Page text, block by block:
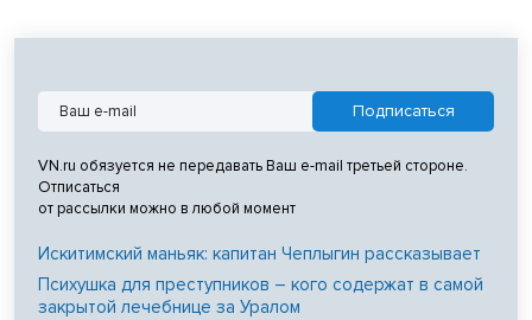
VN.ru обязуется не передавать Ваш e-mail третьей стороне.
Отписаться
от рассылки можно в любой момент
Искитимский маньяк: капитан Чеплыгин рассказывает
Психушка для преступников – кого содержат в самой
закрытой лечебнице за Уралом